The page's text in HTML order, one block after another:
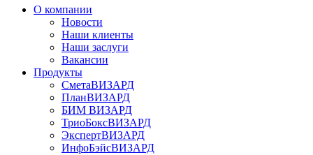
О компании
Новости
Наши клиенты
Наши заслуги
Вакансии
Продукты
СметаВИЗАРД
ПланВИЗАРД
БИМ ВИЗАРД
ТриоБоксВИЗАРД
ЭкспертВИЗАРД
ИнфоБэйсВИЗАРД